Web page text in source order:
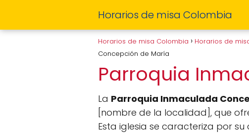
Horarios de misa Colombia
Horarios de misa Colombia Horarios de
Concepción de María
Parroquia
La Parroquia Inmaculada
[nombre de la localidad], que
Esta iglesia se caracteriza por